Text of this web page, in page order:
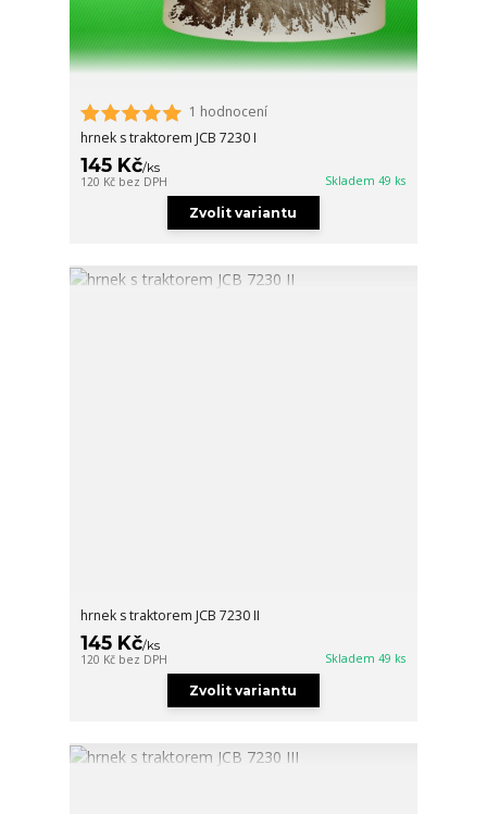
1 hodnocení
hrnek s traktorem JCB 7230 I
145 Kč/ks
120 Kč bez DPH Skladem 49 ks
Zvolit variantu
hrnek s traktorem JCB 7230 II
145 Kč/ks
120 Kč bez DPH Skladem 49 ks
Zvolit variantu